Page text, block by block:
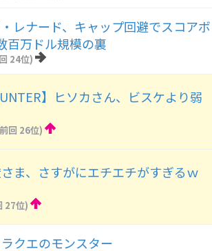
・レナード、キャップ回避でスコアボ
百万ドル規模の裏
24位)
】ヒソカさん、ビスケより弱
回 26位)
さま、さすがにエチエチがすぎるｗ
27位)
クエのモンスター